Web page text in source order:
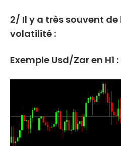
2/ Il y a très souvent
volatilité :
Exemple Usd/Zar en H1 :